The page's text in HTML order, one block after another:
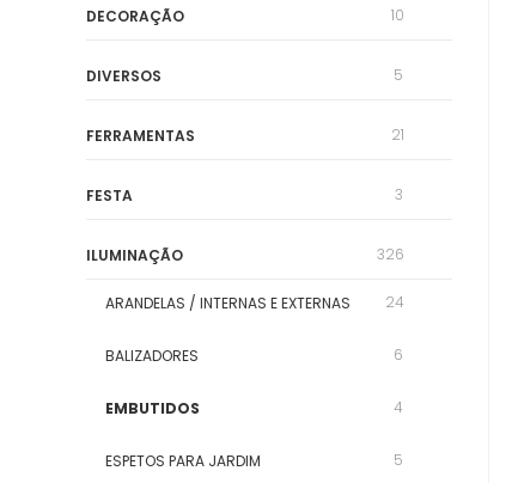
DECORAÇÃO 10
DIVERSOS 5
FERRAMENTAS 21
FESTA 3
ILUMINAÇÃO 326
ARANDELAS / INTERNAS E EXTERNAS 24
BALIZADORES 6
EMBUTIDOS 4
ESPETOS PARA JARDIM 5